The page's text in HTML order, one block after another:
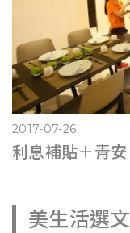
2017-07-26
美生活選文